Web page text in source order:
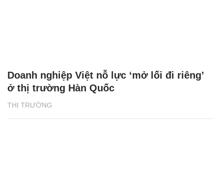
THỊ TRƯỜNG
Doanh nghiệp Việt nỗ lực ‘mở lối đi riêng’
ở thị trường Hàn Quốc